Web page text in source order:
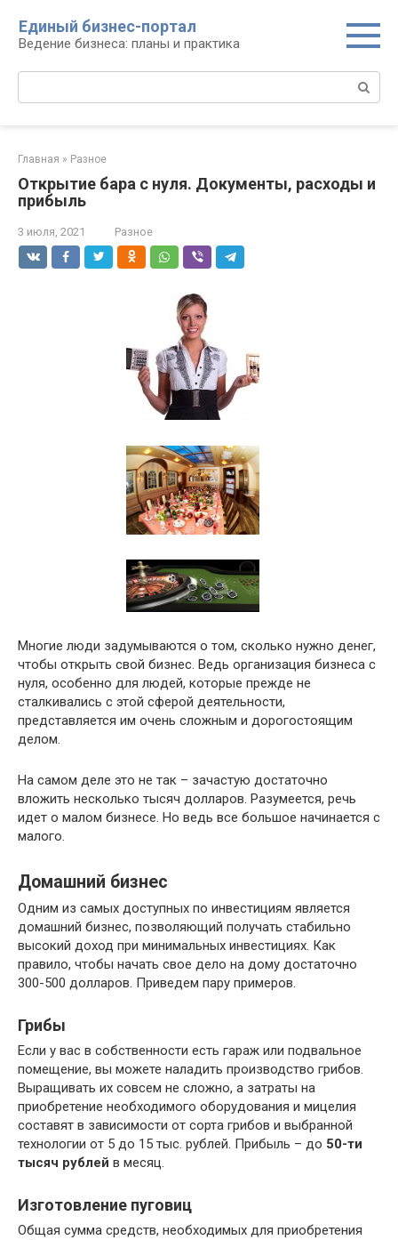
контенту
Единый бизнес-портал
Ведение бизнеса: планы и практика
Поиск:
Главная » Разное
Открытие бара с нуля. Документы, расходы и
прибыль
3 июля, 2021 Разное
Многие люди задумываются о том, сколько нужно денег,
чтобы открыть свой бизнес. Ведь организация бизнеса с
нуля, особенно для людей, которые прежде не
сталкивались с этой сферой деятельности,
представляется им очень сложным и дорогостоящим
делом.
На самом деле это не так – зачастую достаточно
вложить несколько тысяч долларов. Разумеется, речь
идет о малом бизнесе. Но ведь все большое начинается с
малого.
Домашний бизнес
Одним из самых доступных по инвестициям является
домашний бизнес, позволяющий получать стабильно
высокий доход при минимальных инвестициях. Как
правило, чтобы начать свое дело на дому достаточно
300-500 долларов. Приведем пару примеров.
Грибы
Если у вас в собственности есть гараж или подвальное
помещение, вы можете наладить производство грибов.
Выращивать их совсем не сложно, а затраты на
приобретение необходимого оборудования и мицелия
составят в зависимости от сорта грибов и выбранной
технологии от 5 до 15 тыс. рублей. Прибыль – до 50-ти
тысяч рублей в месяц.
Изготовление пуговиц
Общая сумма средств, необходимых для приобретения